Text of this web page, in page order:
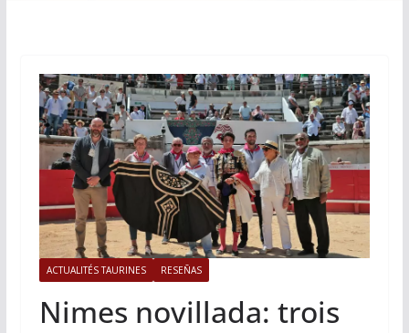
ACTUALITÉS TAURINES RESEÑAS
Nimes novillada: trois